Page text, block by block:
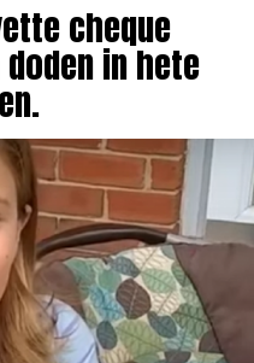
cheque
in hete